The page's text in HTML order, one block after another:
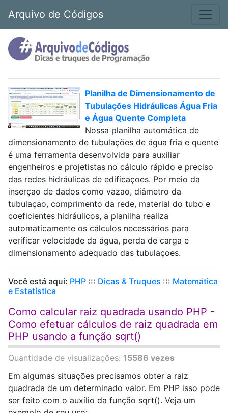
Arquivo de Códigos
Planilha de Dimensionamento de
Tubulações Hidráulicas Água Fria
e Água Quente Completa
Nossa planilha automática de
dimensionamento de tubulações de água fria e quente
é uma ferramenta desenvolvida para auxiliar
engenheiros e projetistas no cálculo rápido e preciso
das redes hidráulicas de edificaçoes. Por meio da
inserçao de dados como vazao, diâmetro da
tubulaçao, comprimento da rede, material do tubo e
coeficientes hidráulicos, a planilha realiza
automaticamente os cálculos necessários para
verificar velocidade da água, perda de carga e
dimensionamento adequado das tubulaçoes.
Você está aqui: PHP ::: Dicas & Truques ::: Matemática
e Estatística
Como calcular raiz quadrada usando PHP -
Como efetuar cálculos de raiz quadrada em
PHP usando a função sqrt()
Quantidade de visualizações: 15586 vezes
Em algumas situações precisamos obter a raiz
quadrada de um determinado valor. Em PHP isso pode
ser feito com o auxílio da função sqrt(). Veja um